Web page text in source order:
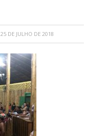
25 DE JULHO DE 2018